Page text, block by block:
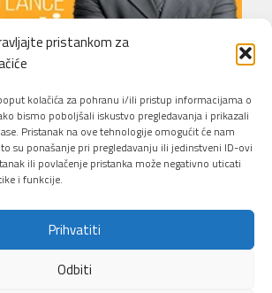
pristankom za
kolačića za pohranu i/ili pristup informacijama o
bismo poboljšali iskustvo pregledavanja i prikazali
Pristanak na ove tehnologije omogućit će nam
su ponašanje pri pregledavanju ili jedinstveni ID-ovi
ili povlačenje pristanka može negativno uticati
i funkcije.
Prihvatiti
Odbiti
Li.O.N.S. Smoking Cessation Method